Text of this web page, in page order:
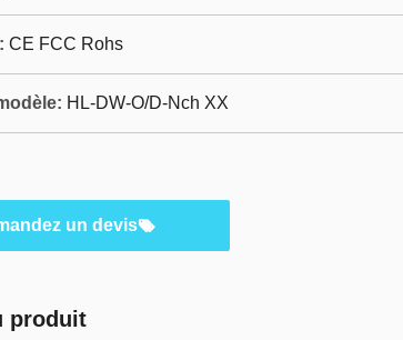
CE FCC Rohs
HL-DW-O/D-Nch XX
un devis
produit